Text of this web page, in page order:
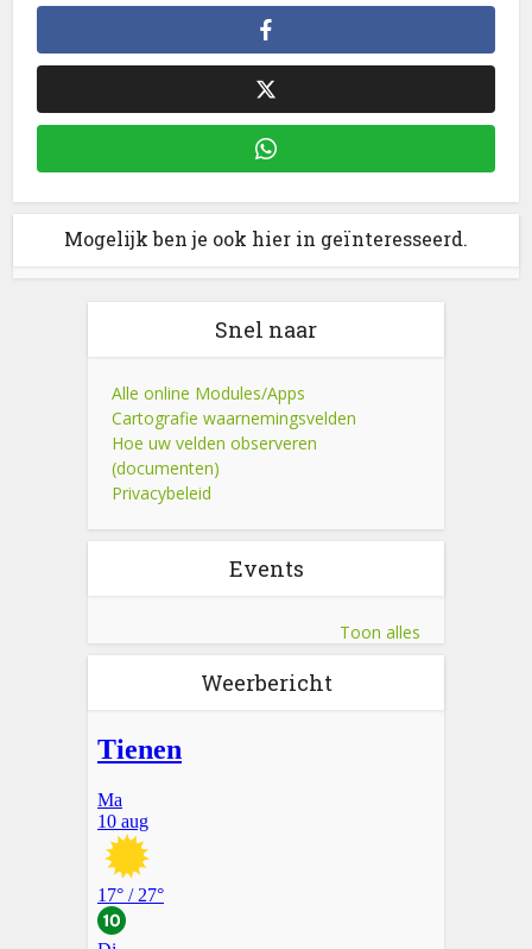
Mogelijk ben je ook hier in geïnteresseerd.
Snel naar
Alle online Modules/Apps
Cartografie waarnemingsvelden
Hoe uw velden observeren
(documenten)
Privacybeleid
Events
Toon alles
Weerbericht